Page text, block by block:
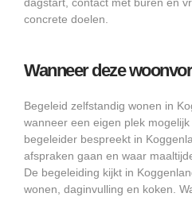
dagstart, contact met buren en
concrete doelen.
Wanneer deze
Begeleid zelfstandig wonen in
wanneer een eigen plek
begeleider bespreekt in
afspraken gaan en waar
De begeleiding kijkt in
wonen, daginvulling en koken.